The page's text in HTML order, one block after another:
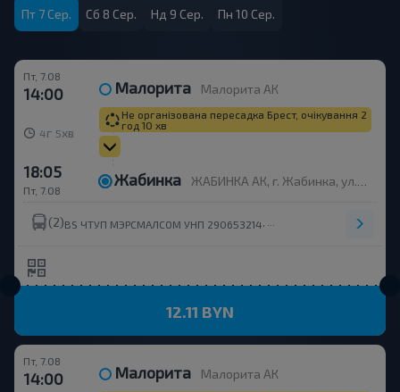
Пт 7 Сер. Сб 8 Сер. Нд 9 Сер. Пн 10 Сер.
Пт, 7.08
14:00 Малорита Малорита АК
4г 5 хв
Не організована пересадка Брест, очікування 2
год 10 хв
Пт, 7.08
18:05 Жабинка ЖАБИНКА АК, г. Жабинка, ул. Пионерская, 8
(2)BS ЧТУП МЭРСМАЛСОМ УНП 290653214 ООО ДРАХМАТРАНС
12.11 BYN
Пт, 7.08
14:00 Малорита Малорита АК